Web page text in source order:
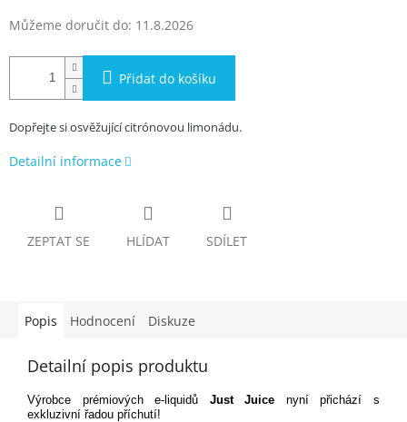
Můžeme doručit do: 11.8.2026
Přidat do košíku
Dopřejte si osvěžující citrónovou limonádu.
Detailní informace
ZEPTAT SE HLÍDAT SDÍLET
Popis Hodnocení Diskuze
Detailní popis produktu
Výrobce prémiových e-liquidů Just Juice nyní přichází s
exkluzivní řadou příchutí!